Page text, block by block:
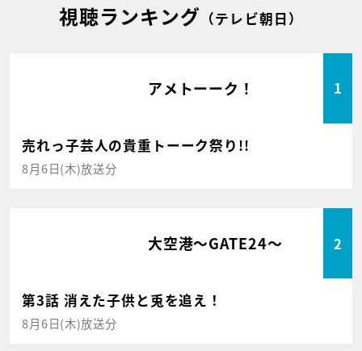
視聴ランキング （テレビ朝日）
アメトーーク！ 1
売れっ子芸人の貴重トーーク祭り!!
8月6日(木)放送分
大空港～GATE24～ 2
第3話 消えた子供と兎を追え！
8月6日(木)放送分